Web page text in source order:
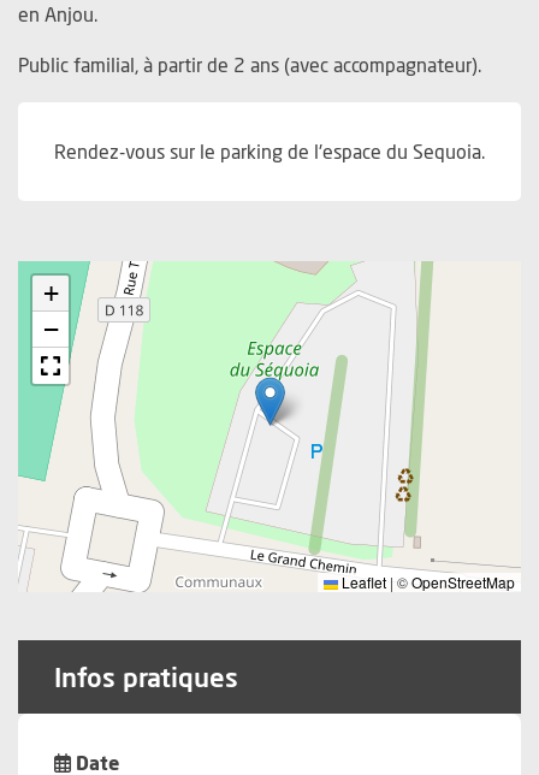
en Anjou.
Public familial, à partir de 2 ans (avec accompagnateur).
Rendez-vous sur le parking de l'espace du Sequoia.
+
−
Leaflet | ©OpenStreetMap
Infos pratiques
Date